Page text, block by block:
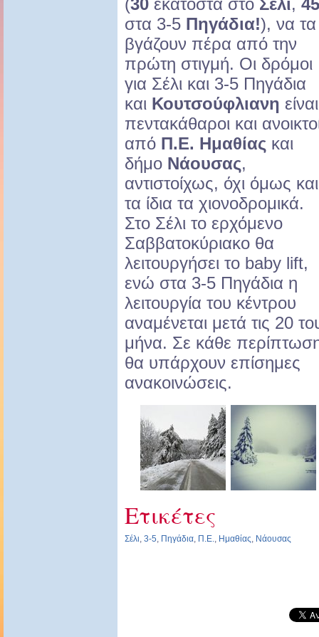
(30 εκατοστά στο Σέλι, 45
στα 3-5 Πηγάδια!), να τα
βγάζουν πέρα από την
πρώτη στιγμή. Οι δρόμοι
για Σέλι και 3-5 Πηγάδια
και Κουτσούφλιανη είναι
πεντακάθαροι και
από Π.Ε. Ημαθίας και
δήμο Νάουσας,
αντιστοίχως, όχι όμως και
τα ίδια τα χιονοδρομικά.
Στο Σέλι το ερχόμενο
Σαββατοκύριακο θα
λειτουργήσει το baby lift,
ενώ στα 3-5 Πηγάδια η
λειτουργία του κέντρου
αναμένεται μετά τις 20
μήνα. Σε κάθε
θα υπάρχουν επίσημες
ανακοινώσεις.
Ετικέτες
Σέλι, 3-5, Πηγάδια, Π.Ε., Ημαθίας, Νάουσας